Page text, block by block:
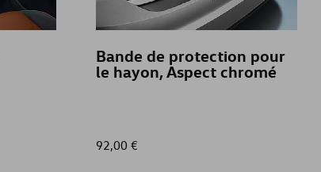
Bande de protection pour
le hayon, Aspect chromé
92,00 €